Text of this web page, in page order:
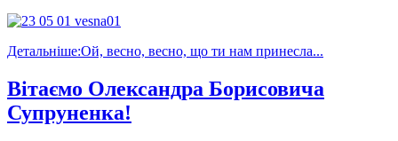
Детальніше:Ой, весно, весно, що ти нам принесла...
Вітаємо Олександра Борисовича
Супруненка!